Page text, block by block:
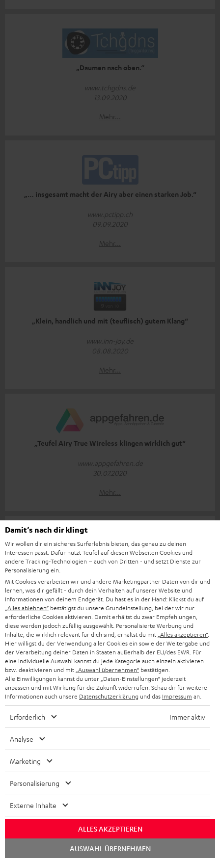
„Daumen nach oben.“
www.tchgdns.de
13.09.2020
Mehr...
„… insgesamt macht der Airy aber einen starken Job.“
www.pctipp.ch
09.09.2020
Mehr...
„Klein, handlich und mit (teuflisch) gutem Klang“
www.inn-joy.de
08.08.2020
Mehr...
„Teufel Airy True Wireless klingen wirklich gut“
www.appgefahren.de
30.07.2020
Mehr...
„… verführt mit einem herrlich dynamischen Klangbild …“
EAR IN
04/2020
Mehr...
„Klingen nicht nur super, sie haben auch eine geniale
Touchsteuerung.“
Men's Health Deutschland
„… kristallklares Sounderlebnis …“
testventure.de
Damit‘s nach dir klingt
Wir wollen dir ein sicheres Surferlebnis bieten, das genau zu deinen
Interessen passt. Dafür nutzt Teufel auf diesen Webseiten Cookies und
andere Tracking-Technologien – auch von Dritten - und setzt Dienste zur
Personalisierung ein.
Mit Cookies verarbeiten wir und andere Marketingpartner Daten von dir und
lernen, was dir gefällt - durch dein Verhalten auf unserer Website und
Informationen von deinem Endgerät. Du hast es in der Hand: Klickst du auf
„Alles ablehnen“ bestätigst du unsere Grundeinstellung, bei der wir nur
erforderliche Cookies aktivieren. Damit erhältst du zwar Empfehlungen,
diese werden jedoch zufällig ausgewählt. Personalisierte Werbung und
Inhalte, die wirklich relevant für dich sind, erhältst du mit „Alles akzeptieren“.
Hier willigst du der Verwendung aller Cookies ein sowie der Weitergabe und
der Verarbeitung deiner Daten in Staaten außerhalb der EU/des EWR. Für
eine individuelle Auswahl kannst du jede Kategorie auch einzeln aktivieren
bzw. deaktivieren und mit „Auswahl übernehmen“ bestätigen.
Alle Einwilligungen kannst du unter „Daten-Einstellungen“ jederzeit
anpassen und mit Wirkung für die Zukunft widerrufen. Schau dir für weitere
Informationen auch unsere Datenschutzerklärung und das Impressum an.
Erforderlich Immer aktiv
Analyse
Marketing
Personalisierung
Externe Inhalte
ALLES AKZEPTIEREN
AUSWAHL ÜBERNEHMEN